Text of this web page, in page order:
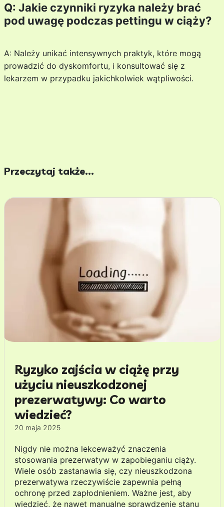
Q: Jakie czynniki ryzyka należy brać
pod uwagę podczas pettingu w ciąży?
A: Należy unikać intensywnych praktyk, które mogą
prowadzić do dyskomfortu, i konsultować się z
lekarzem w przypadku jakichkolwiek wątpliwości.
Przeczytaj także...
Ryzyko zajścia w ciążę przy
użyciu nieuszkodzonej
prezerwatywy: Co warto
wiedzieć?
20 maja 2025
Nigdy nie można lekceważyć znaczenia
stosowania prezerwatyw w zapobieganiu ciąży.
Wiele osób zastanawia się, czy nieuszkodzona
prezerwatywa rzeczywiście zapewnia pełną
ochronę przed zapłodnieniem. Ważne jest, aby
wiedzieć, że nawet manualne sprawdzenie stanu